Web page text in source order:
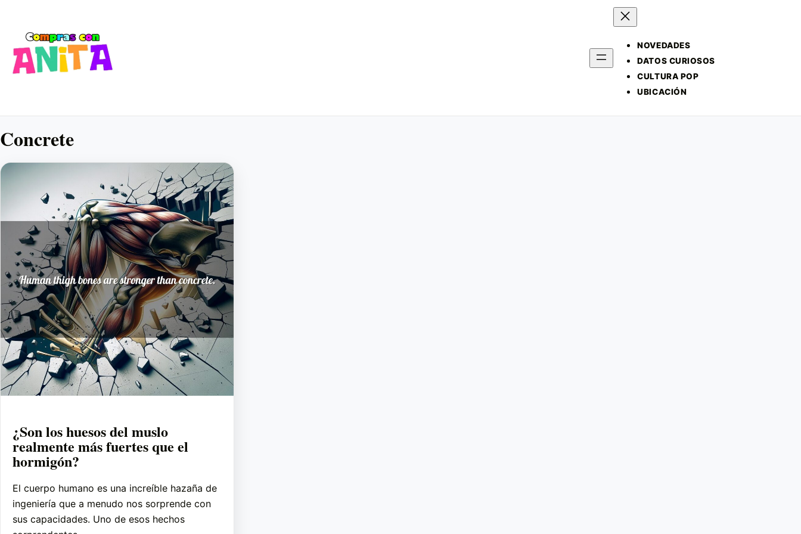
NOVEDADES
DATOS CURIOSOS
CULTURA POP
UBICACIÓN
Concrete
¿Son los huesos del muslo
realmente más fuertes que el
hormigón?
El cuerpo humano es una increíble hazaña de
ingeniería que a menudo nos sorprende con
sus capacidades. Uno de esos hechos